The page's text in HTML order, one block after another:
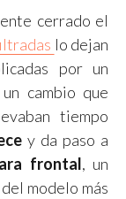
cerrado el
lo dejan
por un
cambio que
tiempo
y da paso a
frontal, un
modelo más